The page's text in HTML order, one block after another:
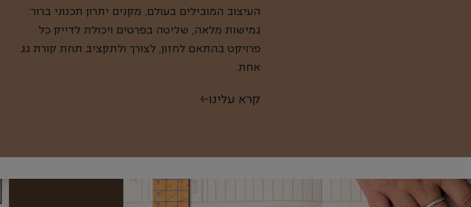
העיצוב המובילים בעולם, מקנים יתרון תכנוני ברור:
גמישות מלאה, שליטה בפרטים ויכולת לדייק כל
פרויקט בהתאם לחזון, לצורך ולתקציב תחת קורת גג
אחת.
קרא עלינו